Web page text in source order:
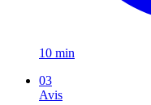
10 min
03
Avis